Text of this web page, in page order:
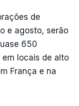
de
e agosto, serão
650
em locais de alto
França e na